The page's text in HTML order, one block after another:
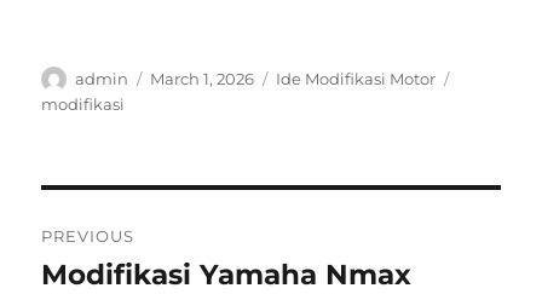
Author
admin
Posted
March 1, 2026 Categories
Ide Modifikasi Motor
modifikasi
navigation
PREVIOUS
Previous
Modifikasi Yamaha Nmax